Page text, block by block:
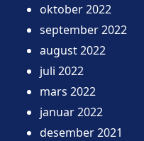
oktober 2022
september 2022
august 2022
juli 2022
mars 2022
januar 2022
desember 2021